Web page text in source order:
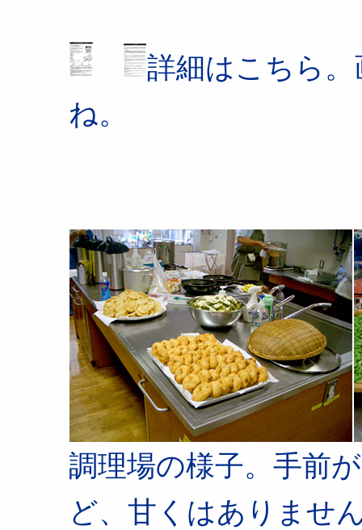
詳細はこちら
ね。
調理場の様子。手前
ど、甘くはありませ